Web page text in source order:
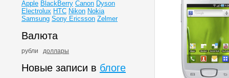
Apple BlackBerry Canon Dyson
Electrolux HTC Nikon Nokia
Samsung Sony Ericsson Zelmer
Валюта
рубли доллары
Новые записи в блоге